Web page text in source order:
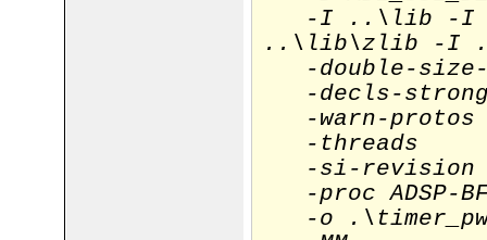
-I ..\lib -I
..\lib\zlib -I
-double-size-
-decls-
-warn-protos
-threads
-si-revision
-proc ADSP-
-o